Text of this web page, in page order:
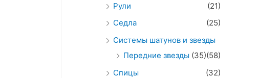
Рули
(21)
Седла
(25)
Системы шатунов и звезды
(58)
Передние звезды (35)
Спицы
(32)